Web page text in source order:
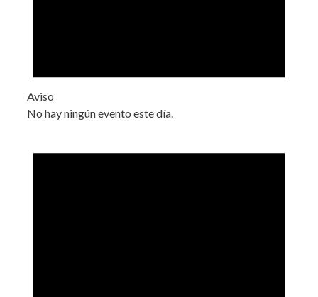
Aviso
No hay ningún evento este día.